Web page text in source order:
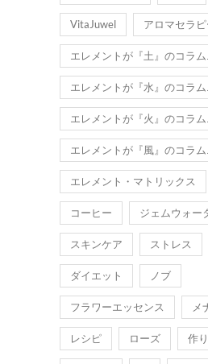
VitaJuwel アロマセラピ
エレメントが『土』のコラム
エレメントが『水』のコラム
エレメントが『火』のコラム
エレメントが『風』のコラム
エレメント・マトリックス
コーヒー ジェムウォー
スキンケア ストレス
ダイエット ノブ
フラワーエッセンス メ
レシピ ローズ 作